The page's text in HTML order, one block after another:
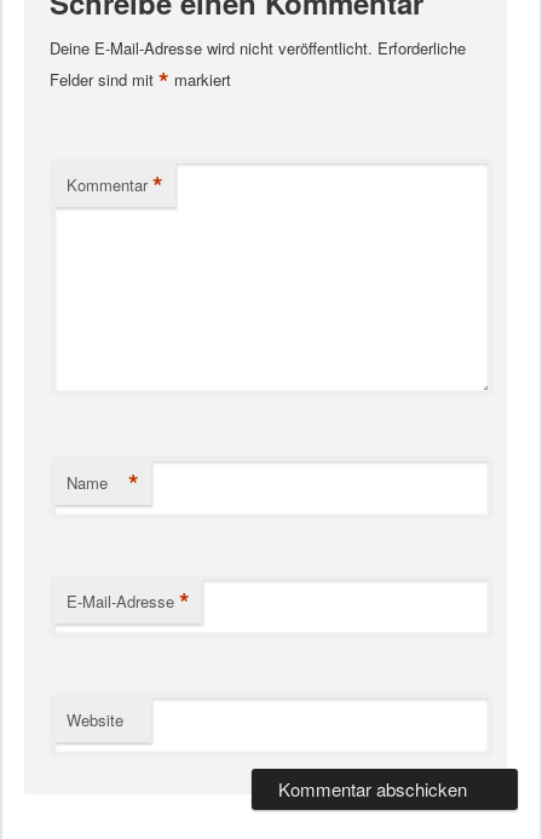
Deine E-Mail-Adresse wird nicht veröffentlicht. Erforderliche
Felder sind mit * markiert
Kommentar *
Name *
E-Mail-Adresse *
Website